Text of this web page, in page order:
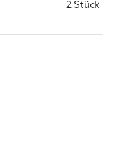
2 Stück